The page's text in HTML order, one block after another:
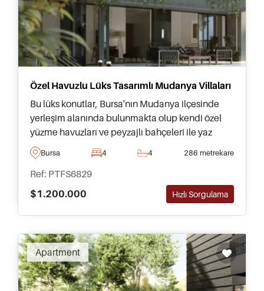
Özel Havuzlu Lüks Tasarımlı Mudanya Villaları
Bu lüks konutlar, Bursa'nın Mudanya ilçesinde
yerleşim alanında bulunmakta olup kendi özel
yüzme havuzları ve peyzajlı bahçeleri ile yaz
boyunca dışarıda dinlenmek ve vakit geçirmek
için uygundur.
Bursa 4 4 286 metrekare
Ref: PTFS6829
$1.200.000
Hızlı Sorgulama
Apartment